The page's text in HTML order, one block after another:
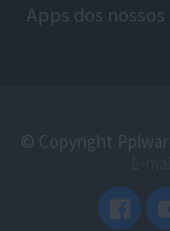
Apps dos
© Copyright